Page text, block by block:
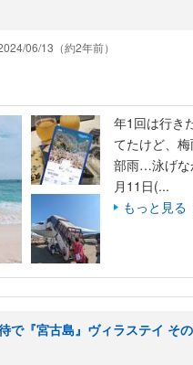
06/13（約2年前）
年1回は行き
てたけど、
部雨…泳げな
月11日(...
もっと見る
で『宮古島』ヴィラステイ そ